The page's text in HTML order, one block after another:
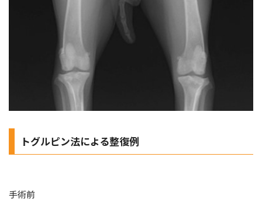
トグルピン法による整復例
手術前